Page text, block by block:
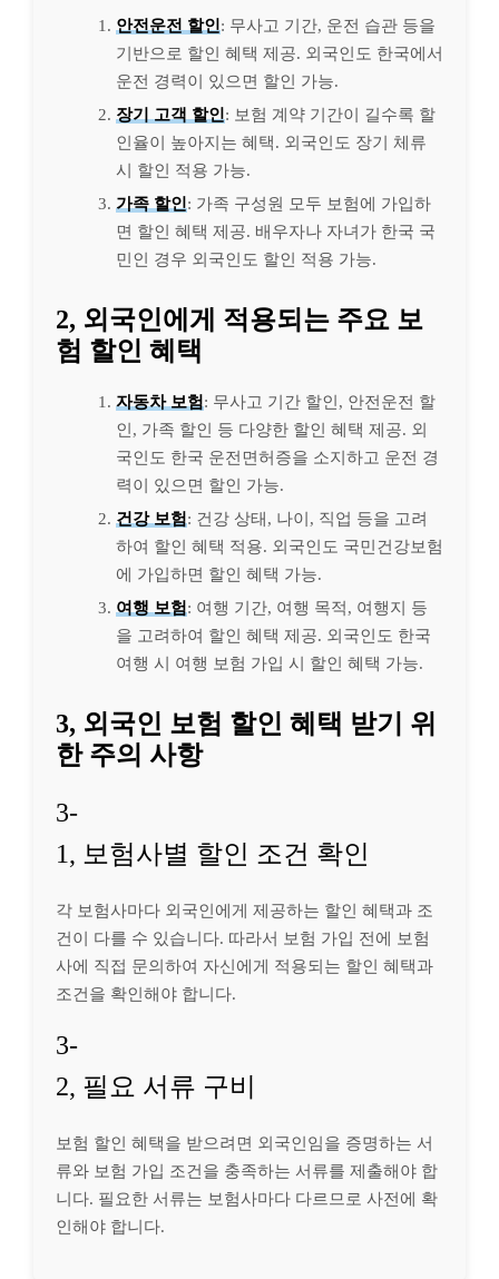
안전운전 할인: 무사고 기간, 운전 습관 등을
기반으로 할인 혜택 제공. 외국인도 한국에서
운전 경력이 있으면 할인 가능.
장기 고객 할인: 보험 계약 기간이 길수록 할
인율이 높아지는 혜택. 외국인도 장기 체류
시 할인 적용 가능.
가족 할인: 가족 구성원 모두 보험에 가입하
면 할인 혜택 제공. 배우자나 자녀가 한국 국
민인 경우 외국인도 할인 적용 가능.
2, 외국인에게 적용되는 주요 보
험 할인 혜택
자동차 보험: 무사고 기간 할인, 안전운전 할
인, 가족 할인 등 다양한 할인 혜택 제공. 외
국인도 한국 운전면허증을 소지하고 운전 경
력이 있으면 할인 가능.
건강 보험: 건강 상태, 나이, 직업 등을 고려
하여 할인 혜택 적용. 외국인도 국민건강보험
에 가입하면 할인 혜택 가능.
여행 보험: 여행 기간, 여행 목적, 여행지 등
을 고려하여 할인 혜택 제공. 외국인도 한국
여행 시 여행 보험 가입 시 할인 혜택 가능.
3, 외국인 보험 할인 혜택 받기 위
한 주의 사항
3-
1, 보험사별 할인 조건 확인
각 보험사마다 외국인에게 제공하는 할인 혜택과 조
건이 다를 수 있습니다. 따라서 보험 가입 전에 보험
사에 직접 문의하여 자신에게 적용되는 할인 혜택과
조건을 확인해야 합니다.
3-
2, 필요 서류 구비
보험 할인 혜택을 받으려면 외국인임을 증명하는 서
류와 보험 가입 조건을 충족하는 서류를 제출해야 합
니다. 필요한 서류는 보험사마다 다르므로 사전에 확
인해야 합니다.